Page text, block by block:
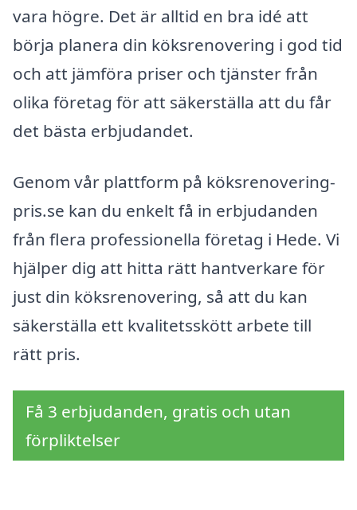
vara högre. Det är alltid en bra idé att
börja planera din köksrenovering i god tid
och att jämföra priser och tjänster från
olika företag för att säkerställa att du får
det bästa erbjudandet.
Genom vår plattform på köksrenovering-
pris.se kan du enkelt få in erbjudanden
från flera professionella företag i Hede. Vi
hjälper dig att hitta rätt hantverkare för
just din köksrenovering, så att du kan
säkerställa ett kvalitetsskött arbete till
rätt pris.
Få 3 erbjudanden, gratis och utan
förpliktelser